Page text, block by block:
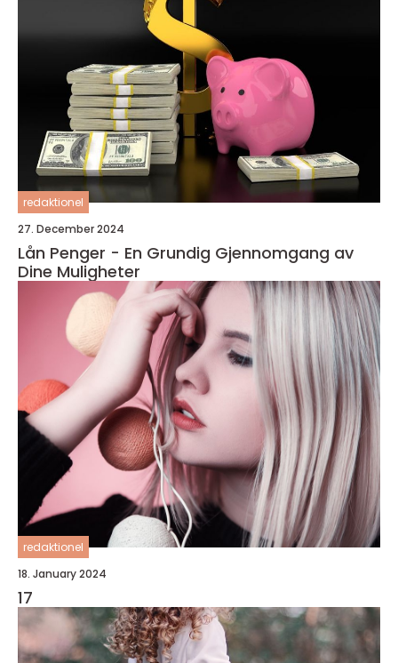
redaktionel
27. December 2024
Lån Penger - En Grundig Gjennomgang av
Dine Muligheter
redaktionel
18. January 2024
17